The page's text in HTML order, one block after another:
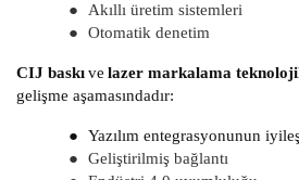
●
Akıllı üretim sistemleri
●
Otomatik denetim
CIJ baskıve lazer markalama
gelişme aşamasındadır:
●
Yazılım entegrasyonunun
●
Geliştirilmiş bağlantı